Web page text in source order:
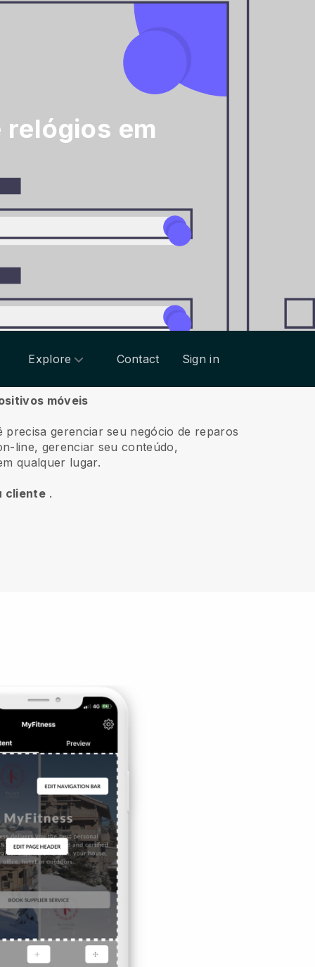
em
Explore Contact Sign in
móveis
precisa gerenciar seu negócio de reparos
line, gerenciar seu conteúdo,
qualquer lugar.
cliente .